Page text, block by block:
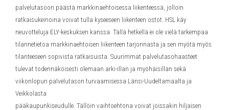
palvelutasoon päästä markkinaehtoisessa liikenteessä, jolloin
ratkaisukeinoina voivat tulla kyseeseen liikenteen ostot. HSL käy
neuvotteluja ELY-keskuksen kanssa. Tällä hetkellä ei ole vielä tarkempaa
tilannetietoa markkinaehtoisen liikenteen tarjonnasta ja sen myötä myös
tilanteeseen sopivista ratkaisuista. Suurimmat palvelutasohaasteet
tulevat todennäköisesti olemaan arki-illan ja myöhäisillan sekä
viikonlopun palvelutason turvaamisessa Länsi-Uudeltamaalta ja
Veikkolasta
pääkaupunkiseudulle. Tällöin vaihtoehtona voivat joissakin hiljaisen